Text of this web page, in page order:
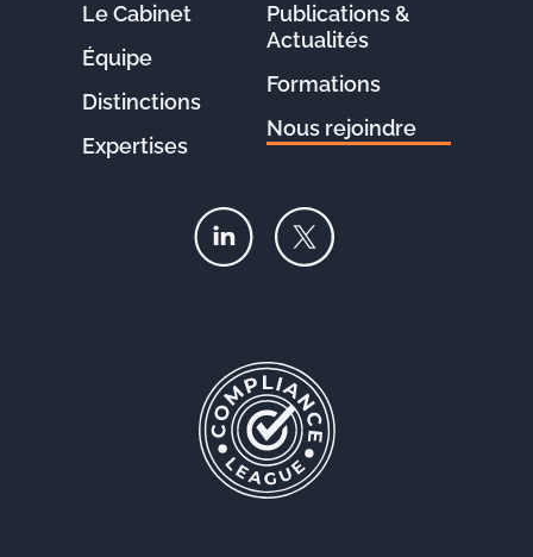
Le Cabinet
Équipe
Distinctions
Expertises
Publications &
Actualités
Formations
Nous rejoindre